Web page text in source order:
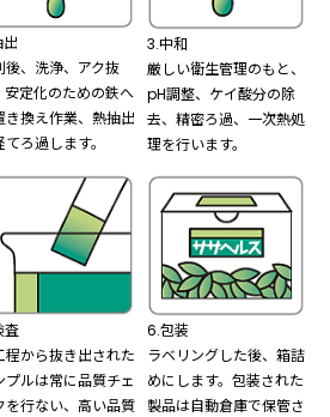
後、洗浄、アク抜
安定化のための鉄へ
き換え作業、熱抽出
てろ過します。
3.中和
厳しい衛生管理のもと、
pH調整、ケイ酸分の除
去、精密ろ過、一次熱処
理を行います。
査
程から抜き出された
プルは常に品質チェ
を行ない、高い品質
6.包装
ラベリングした後、箱詰
めにします。包装された
製品は自動倉庫で保管さ